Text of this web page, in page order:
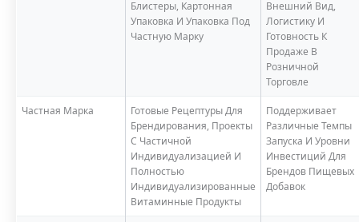
Блистеры, Картонная
Упаковка И Упаковка Под
Частную Марку
Внешний Вид,
Логистику И
Готовность К
Продаже В
Розничной
Торговле
Частная Марка
Готовые Рецептуры Для
Брендирования, Проекты
С Частичной
Индивидуализацией И
Полностью
Индивидуализированные
Витаминные Продукты
Поддерживает
Различные Темпы
Запуска И Уровни
Инвестиций Для
Брендов Пищевых
Добавок